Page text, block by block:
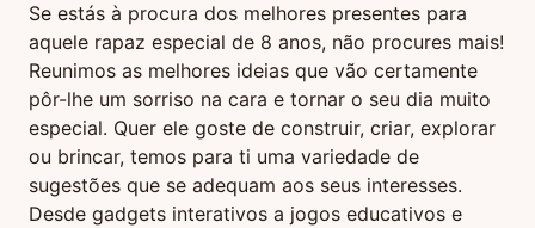
Se estás à procura dos melhores presentes para
aquele rapaz especial de 8 anos, não procures mais!
Reunimos as melhores ideias que vão certamente
pôr-lhe um sorriso na cara e tornar o seu dia muito
especial. Quer ele goste de construir, criar, explorar
ou brincar, temos para ti uma variedade de
sugestões que se adequam aos seus interesses.
Desde gadgets interativos a jogos educativos e